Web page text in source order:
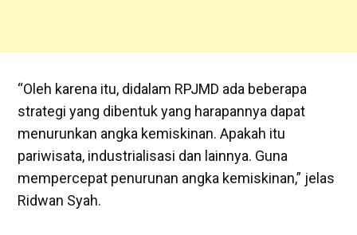
“Oleh karena itu, didalam RPJMD ada beberapa
strategi yang dibentuk yang harapannya dapat
menurunkan angka kemiskinan. Apakah itu
pariwisata, industrialisasi dan lainnya. Guna
mempercepat penurunan angka kemiskinan,” jelas
Ridwan Syah.